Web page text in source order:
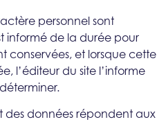
personnel sont
informé de la durée pour
conservées, et lorsque cette
l’éditeur du site l’informe
des données répondent aux